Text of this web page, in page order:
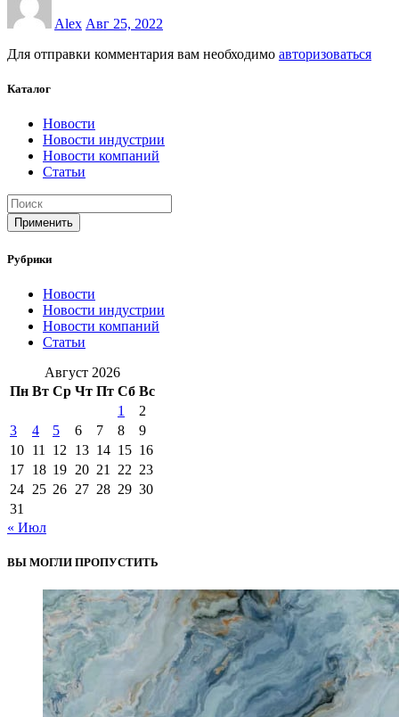
Alex Авг 25, 2022
Для отправки комментария вам необходимо авторизоваться
Каталог
Новости
Новости индустрии
Новости компаний
Статьи
Применить
Рубрики
Новости
Новости индустрии
Новости компаний
Статьи
Август 2026
Пн Вт Ср Чт Пт Сб Вс
1
2
3
4 5 6 7 8
9
10 11 12 13 14 15 16
17 18 19 20 21 22 23
24 25 26 27 28 29 30
31
« Июл
ВЫ МОГЛИ ПРОПУСТИТЬ